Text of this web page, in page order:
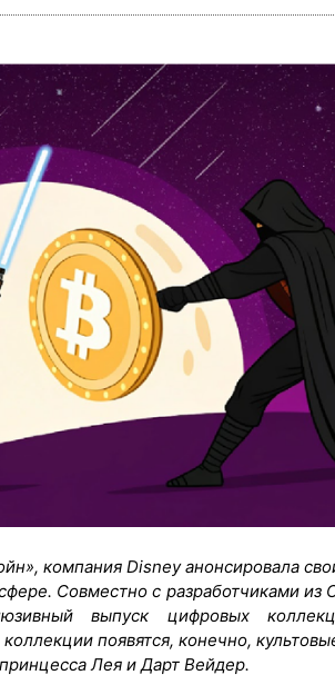
компания Disney анонсировала
Совместно с разработчиками из
выпуск цифровых
появятся, конечно,
Лея и Дарт Вейдер.